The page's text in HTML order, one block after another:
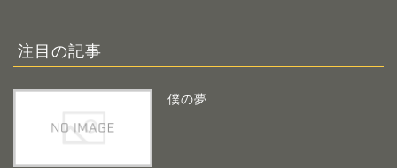
注目の記事
僕の夢